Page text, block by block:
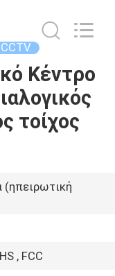
Κέντρο
τοίχος
(ηπειρωτική
, FCC